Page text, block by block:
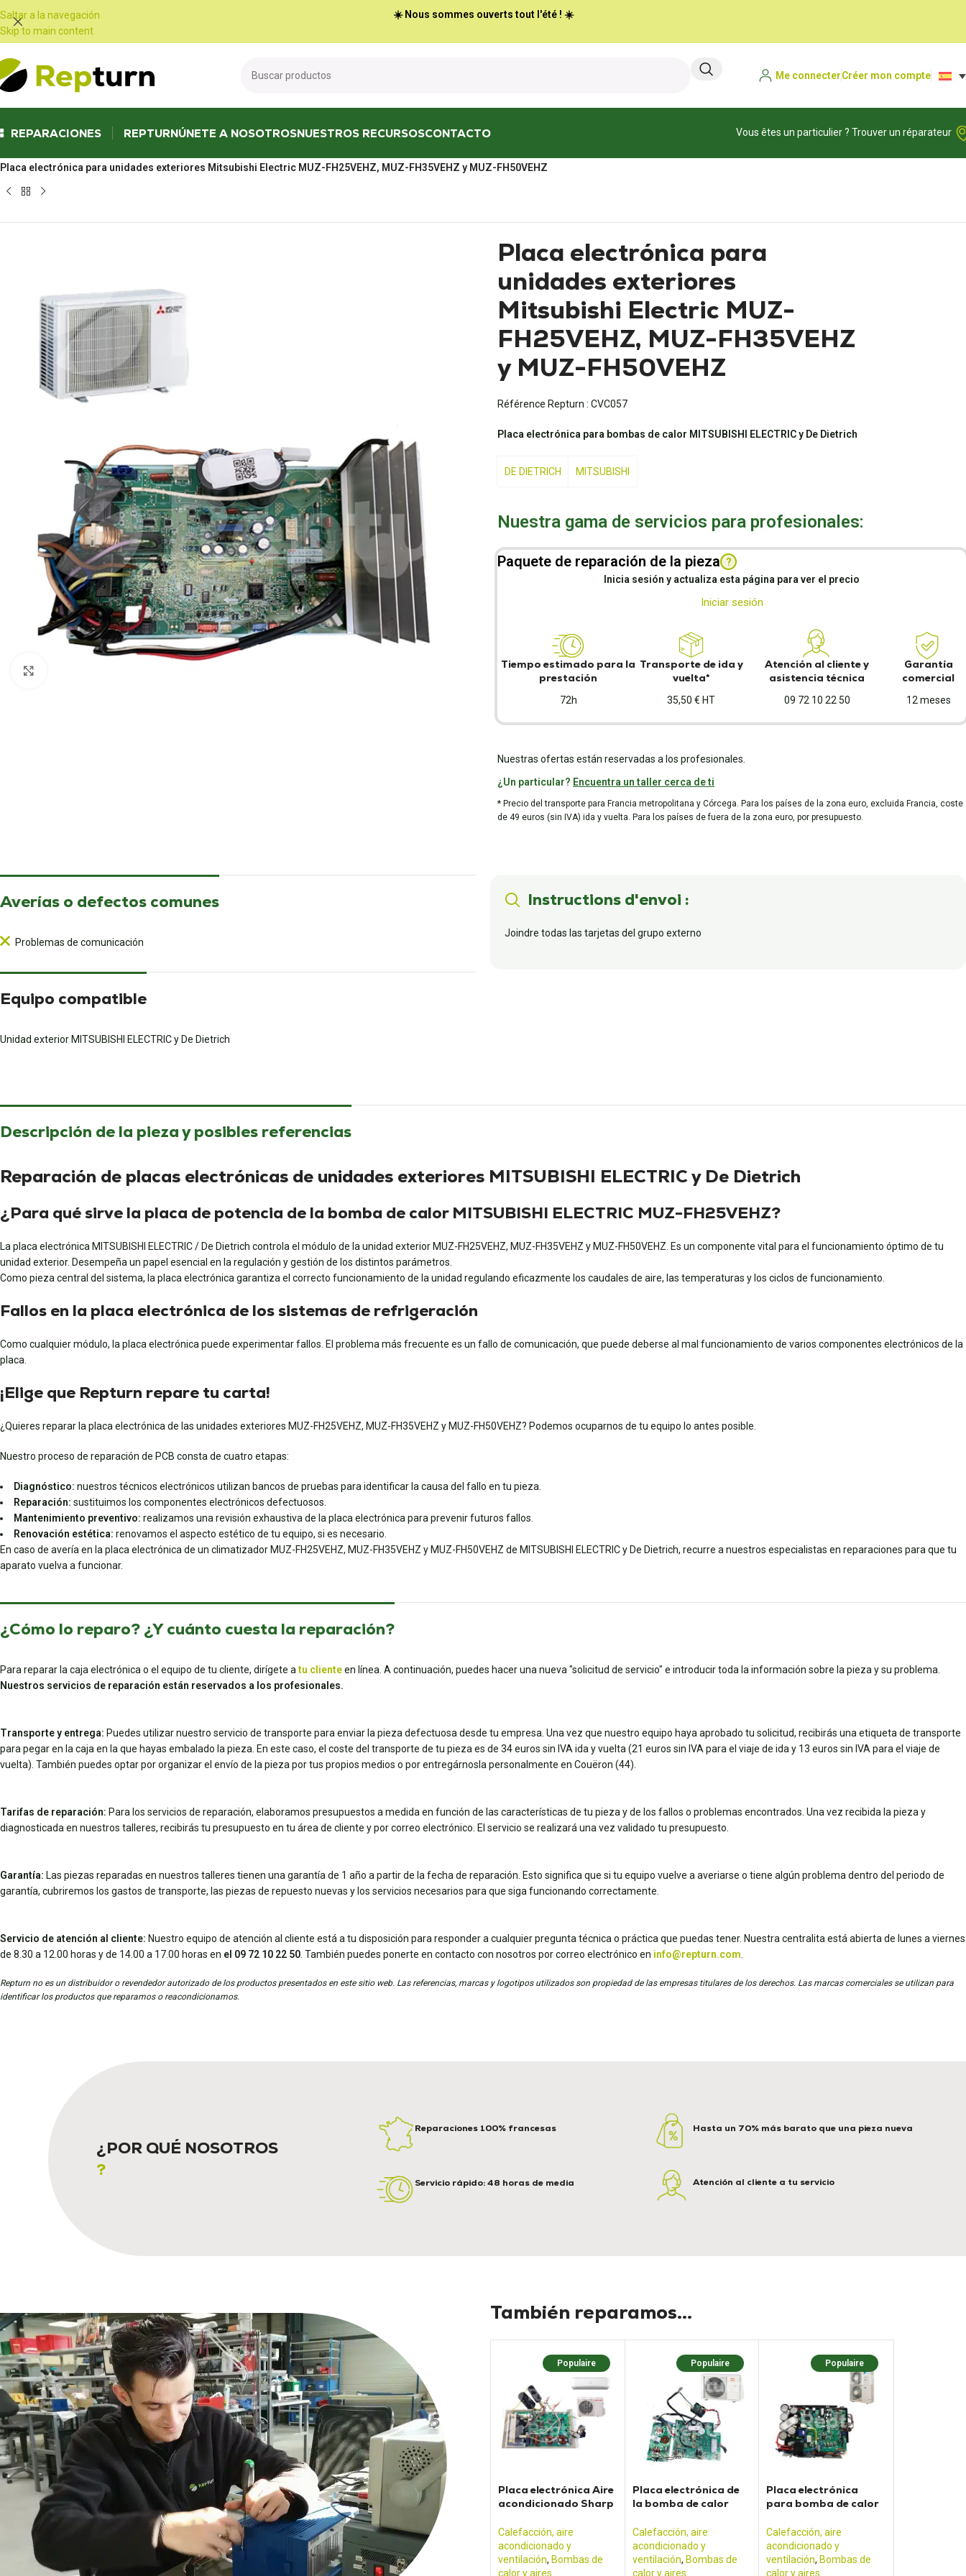
Saltar a la navegación
Skip to main content
☀️ Nous sommes ouverts tout l'été ! ☀️
Me connecterCréer mon compte
REPARACIONES REPTURNÚNETE A NOSOTROSNUESTROS RECURSOSCONTACTO
Vous êtes un particulier ? Trouver un réparateur
Placa electrónica para unidades exteriores Mitsubishi Electric MUZ-FH25VEHZ, MUZ-FH35VEHZ y MUZ-FH50VEHZ
Placa electrónica para
unidades exteriores
Mitsubishi Electric MUZ-
FH25VEHZ, MUZ-FH35VEHZ
y MUZ-FH50VEHZ
Référence Repturn : CVC057
Placa electrónica para bombas de calor MITSUBISHI ELECTRIC y De Dietrich
DE DIETRICH MITSUBISHI
Nuestra gama de servicios para profesionales:
Paquete de reparación de la pieza ?
Inicia sesión y actualiza esta página para ver el precio
Iniciar sesión
Tiempo estimado para la
prestación
72h
Transporte de ida y
vuelta*
35,50 € HT
Atención al cliente y
asistencia técnica
09 72 10 22 50
Garantía
comercial
12 meses
Nuestras ofertas están reservadas a los profesionales.
¿Un particular? Encuentra un taller cerca de ti
* Precio del transporte para Francia metropolitana y Córcega. Para los países de la zona euro, excluida Francia, coste
de 49 euros (sin IVA) ida y vuelta. Para los países de fuera de la zona euro, por presupuesto.
Averías o defectos comunes
Problemas de comunicación
Equipo compatible
Unidad exterior MITSUBISHI ELECTRIC y De Dietrich
Instructions d'envoi :
Joindre todas las tarjetas del grupo externo
Descripción de la pieza y posibles referencias
Reparación de placas electrónicas de unidades exteriores MITSUBISHI ELECTRIC y De Dietrich
¿Para qué sirve la placa de potencia de la bomba de calor MITSUBISHI ELECTRIC MUZ-FH25VEHZ?
La placa electrónica MITSUBISHI ELECTRIC / De Dietrich controla el módulo de la unidad exterior MUZ-FH25VEHZ, MUZ-FH35VEHZ y MUZ-FH50VEHZ. Es un componente vital para el funcionamiento óptimo de tu
unidad exterior. Desempeña un papel esencial en la regulación y gestión de los distintos parámetros.
Como pieza central del sistema, la placa electrónica garantiza el correcto funcionamiento de la unidad regulando eficazmente los caudales de aire, las temperaturas y los ciclos de funcionamiento.
Fallos en la placa electrónica de los sistemas de refrigeración
Como cualquier módulo, la placa electrónica puede experimentar fallos. El problema más frecuente es un fallo de comunicación, que puede deberse al mal funcionamiento de varios componentes electrónicos de la
placa.
¡Elige que Repturn repare tu carta!
¿Quieres reparar la placa electrónica de las unidades exteriores MUZ-FH25VEHZ, MUZ-FH35VEHZ y MUZ-FH50VEHZ? Podemos ocuparnos de tu equipo lo antes posible.
Nuestro proceso de reparación de PCB consta de cuatro etapas:
Diagnóstico: nuestros técnicos electrónicos utilizan bancos de pruebas para identificar la causa del fallo en tu pieza.
Reparación: sustituimos los componentes electrónicos defectuosos.
Mantenimiento preventivo: realizamos una revisión exhaustiva de la placa electrónica para prevenir futuros fallos.
Renovación estética: renovamos el aspecto estético de tu equipo, si es necesario.
En caso de avería en la placa electrónica de un climatizador MUZ-FH25VEHZ, MUZ-FH35VEHZ y MUZ-FH50VEHZ de MITSUBISHI ELECTRIC y De Dietrich, recurre a nuestros especialistas en reparaciones para que tu
aparato vuelva a funcionar.
¿Cómo lo reparo? ¿Y cuánto cuesta la reparación?
Para reparar la caja electrónica o el equipo de tu cliente, dirígete atu clienteen línea. A continuación, puedes hacer una nueva "solicitud de servicio" e introducir toda la información sobre la pieza y su problema.
Nuestros servicios de reparación están reservados a los profesionales.
Transporte y entrega: Puedes utilizar nuestro servicio de transporte para enviar la pieza defectuosa desde tu empresa. Una vez que nuestro equipo haya aprobado tu solicitud, recibirás una etiqueta de transporte
para pegar en la caja en la que hayas embalado la pieza. En este caso, el coste del transporte de tu pieza es de 34 euros sin IVA ida y vuelta (21 euros sin IVA para el viaje de ida y 13 euros sin IVA para el viaje de
vuelta). También puedes optar por organizar el envío de la pieza por tus propios medios o por entregárnosla personalmente en Couëron (44).
Tarifas de reparación: Para los servicios de reparación, elaboramos presupuestos a medida en función de las características de tu pieza y de los fallos o problemas encontrados. Una vez recibida la pieza y
diagnosticada en nuestros talleres, recibirás tu presupuesto en tu área de cliente y por correo electrónico. El servicio se realizará una vez validado tu presupuesto.
Garantía: Las piezas reparadas en nuestros talleres tienen una garantía de 1 año a partir de la fecha de reparación. Esto significa que si tu equipo vuelve a averiarse o tiene algún problema dentro del periodo de
garantía, cubriremos los gastos de transporte, las piezas de repuesto nuevas y los servicios necesarios para que siga funcionando correctamente.
Servicio de atención al cliente: Nuestro equipo de atención al cliente está a tu disposición para responder a cualquier pregunta técnica o práctica que puedas tener. Nuestra centralita está abierta de lunes a viernes
de 8.30 a 12.00 horas y de 14.00 a 17.00 horas en el 09 72 10 22 50 . También puedes ponerte en contacto con nosotros por correo electrónico en info@repturn.com
Repturn no es un distribuidor o revendedor autorizado de los productos presentados en este sitio web. Las referencias, marcas y logotipos utilizados son propiedad de las empresas titulares de los derechos. Las marcas comerciales se utilizan para
identificar los productos que reparamos o reacondicionamos.
¿POR QUÉ NOSOTROS
?
Reparaciones 100% francesas
Servicio rápido: 48 horas de media
Hasta un 70% más barato que una pieza nueva
Atención al cliente a tu servicio
También reparamos...
Populaire
Placa electrónica Aire
acondicionado Sharp
Calefacción, aire
acondicionado y
ventilación, Bombas de
calor y aires
Populaire
Placa electrónica de
la bomba de calor
Calefacción, aire
acondicionado y
ventilación, Bombas de
calor y aires
Populaire
Placa electrónica
para bomba de calor
Calefacción, aire
acondicionado y
ventilación, Bombas de
calor y aires